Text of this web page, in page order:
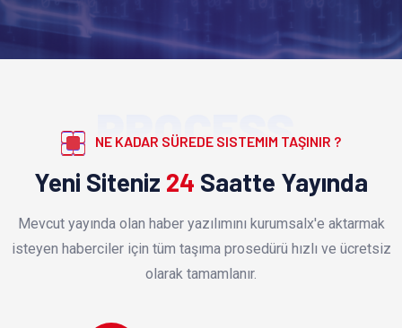
PROCESS
NE KADAR SÜREDE SISTEMIM TAŞINIR ?
Yeni Siteniz 24 Saatte Yayında
Mevcut yayında olan haber yazılımını kurumsalx'e aktarmak
isteyen haberciler için tüm taşıma prosedürü hızlı ve ücretsiz
olarak tamamlanır.